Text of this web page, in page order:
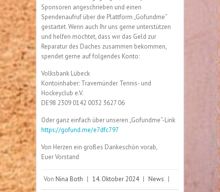
Sponsoren angeschrieben und einen
Spendenaufruf über die Plattform „Gofundme“
gestartet. Wenn auch Ihr uns gerne unterstützen
und helfen möchtet, dass wir das Geld zur
Reparatur des Daches zusammen bekommen,
spendet gerne auf folgendes Konto:
Volksbank Lübeck
Kontoinhaber: Travemünder Tennis- und
Hockeyclub e.V.
DE98 2309 0142 0032 3627 06
Oder ganz einfach über unseren „Gofundme“-Link
https://gofund.me/e7dfc797
Von Herzen ein großes Dankeschön vorab,
Euer Vorstand
Von Nina Both | 14. Oktober 2024 | News |